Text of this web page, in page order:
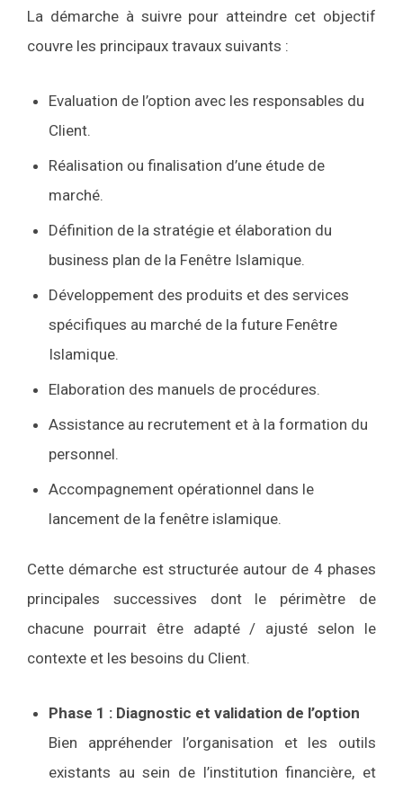
La démarche à suivre pour atteindre cet objectif
couvre les principaux travaux suivants :
Evaluation de l’option avec les responsables du
Client.
Réalisation ou finalisation d’une étude de
marché.
Définition de la stratégie et élaboration du
business plan de la Fenêtre Islamique.
Développement des produits et des services
spécifiques au marché de la future Fenêtre
Islamique.
Elaboration des manuels de procédures.
Assistance au recrutement et à la formation du
personnel.
Accompagnement opérationnel dans le
lancement de la fenêtre islamique.
Cette démarche est structurée autour de 4 phases
principales successives dont le périmètre de
chacune pourrait être adapté / ajusté selon le
contexte et les besoins du Client.
Phase 1 : Diagnostic et validation de l’option
Bien appréhender l’organisation et les outils
existants au sein de l’institution financière, et